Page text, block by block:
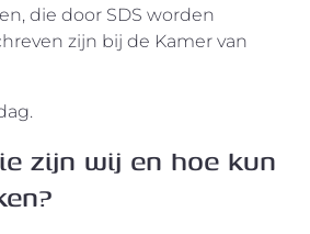
die door SDS worden
zijn bij de Kamer van
zijn wij en hoe kun